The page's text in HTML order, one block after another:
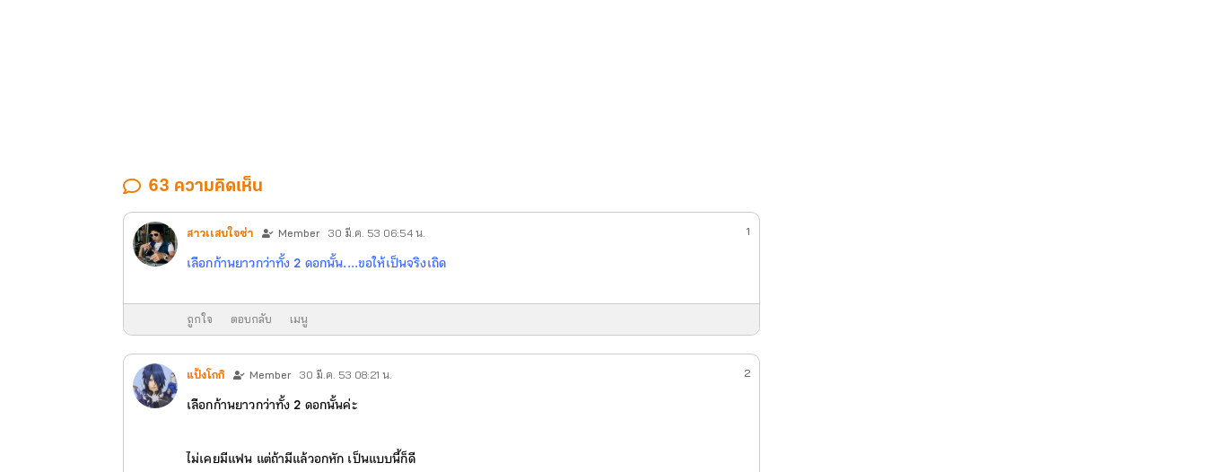
63 ความคิดเห็น
สาวเเสบใจซ่า Member 30 มี.ค. 53 06:54 น. 1
เลือกก้านยาวกว่าทั้ง 2 ดอกนั้น....ขอให้เป็นจริงเถิด
ถูกใจ ตอบกลับ เมนู
แป้งโกกิ Member 30 มี.ค. 53 08:21 น. 2
เลือกก้านยาวกว่าทั้ง 2 ดอกนั้นค่ะ
ไม่เคยมีแฟน แต่ถ้ามีแล้วอกหัก เป็นแบบนี้ก็ดี